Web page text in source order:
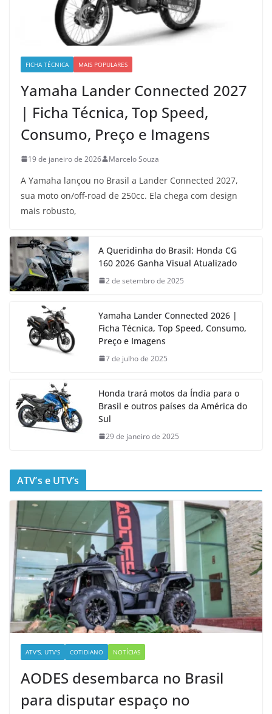
FICHA TÉCNICA MAIS POPULARES
Yamaha Lander Connected 2027
| Ficha Técnica, Top Speed,
Consumo, Preço e Imagens
19 de janeiro de 2026 Marcelo Souza
A Yamaha lançou no Brasil a Lander Connected 2027,
sua moto on/off-road de 250cc. Ela chega com design
mais robusto,
A Queridinha do Brasil: Honda CG
160 2026 Ganha Visual Atualizado
2 de setembro de 2025
Yamaha Lander Connected 2026 |
Ficha Técnica, Top Speed, Consumo,
Preço e Imagens
7 de julho de 2025
Honda trará motos da Índia para o
Brasil e outros países da América do
Sul
29 de janeiro de 2025
ATV’s e UTV’s
ATV'S, UTV'S COTIDIANO NOTÍCIAS
AODES desembarca no Brasil
para disputar espaço no